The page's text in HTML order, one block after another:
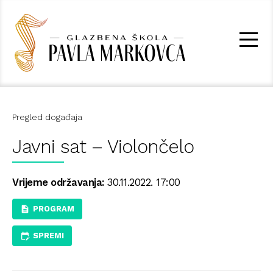
Pregled događaja
Javni sat – Violončelo
Vrijeme održavanja:30.11.2022. 17:00
PROGRAM
SPREMI